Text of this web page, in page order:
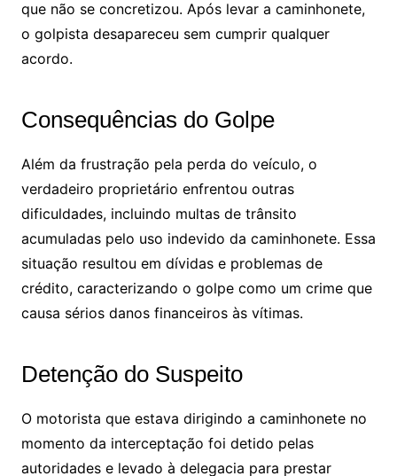
que não se concretizou. Após levar a caminhonete,
o golpista desapareceu sem cumprir qualquer
acordo.
Consequências do Golpe
Além da frustração pela perda do veículo, o
verdadeiro proprietário enfrentou outras
dificuldades, incluindo multas de trânsito
acumuladas pelo uso indevido da caminhonete. Essa
situação resultou em dívidas e problemas de
crédito, caracterizando o golpe como um crime que
causa sérios danos financeiros às vítimas.
Detenção do Suspeito
O motorista que estava dirigindo a caminhonete no
momento da interceptação foi detido pelas
autoridades e levado à delegacia para prestar